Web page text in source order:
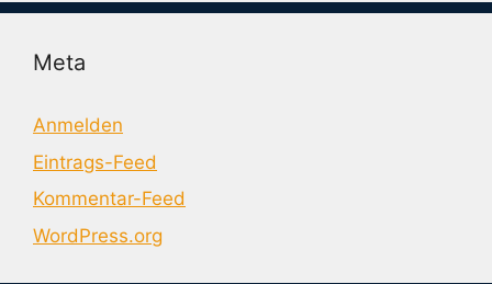
Meta
Anmelden
Eintrags-Feed
Kommentar-Feed
WordPress.org